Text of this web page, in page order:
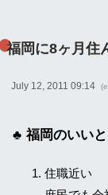
福岡に8ヶ月住
July 12, 2011 09:14
福岡のいい
住職近い